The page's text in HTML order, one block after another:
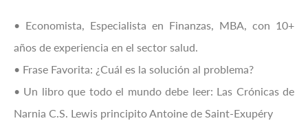
• Economista, Especialista en Finanzas, MBA, con 10+
años de experiencia en el sector salud.
• Frase Favorita: ¿Cuál es la solución al problema?
• Un libro que todo el mundo debe leer: Las Crónicas de
Narnia C.S. Lewis principito Antoine de Saint-Exupéry